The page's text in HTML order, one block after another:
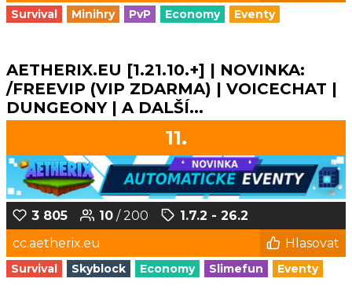
Survival Minihry PvP Economy Eventy
AETHERIX.EU [1.21.10.+] | NOVINKA:
/FREEVIP (VIP ZDARMA) | VOICECHAT |
DUNGEONY | A DALŠÍ...
11.
3 805 10 / 200
1.7.2 - 26.2
cc.aetherix.eu
Hlasovat
Survival Skyblock Economy Slimefun Eventy